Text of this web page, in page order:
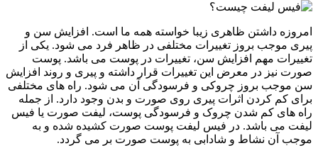
امروزه داشتن ظاهری زیبا خواسته همه ما است. افزایش سن و
پیری موجب بروز تغییرات مختلفی در ظاهر فرد می شود. یکی از
تغییرات مهم افزایش سن، تغییرات در پوست می باشد. پوست
صورت نیز در معرض این تغییرات قرار داشته و پیری و روند افزایش
سن موجب بروز چروکی و فرسودگی آن می شود. راه های مختلفی
برای کم کردن اثرات پیری روی صورت و بدن وجود دارد. از جمله
راه های کم شدن چروک و فرسودگی پوست، لیفت صورت یا فیس
لیفت می باشد. در فیس لیفت پوست صورت کشیده شده و به
موجب آن نشاط و شادابی به پوست صورت بر می گردد.